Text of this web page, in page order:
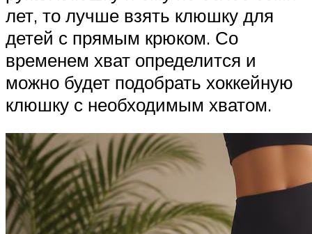
лет, то лучше взять клюшку для
детей с прямым крюком. Со
временем хват определится и
можно будет подобрать хоккейную
клюшку с необходимым хватом.